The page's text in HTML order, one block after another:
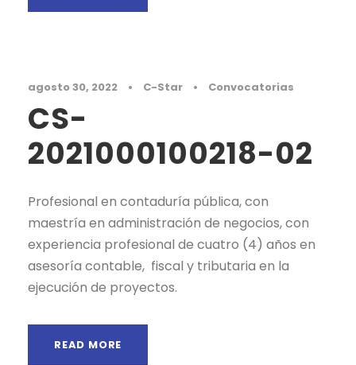
agosto 30, 2022 • C-Star • Convocatorias
CS-
2021000100218-02
Profesional en contaduría pública, con
maestría en administración de negocios, con
experiencia profesional de cuatro (4) años en
asesoría contable, fiscal y tributaria en la
ejecución de proyectos.
READ MORE